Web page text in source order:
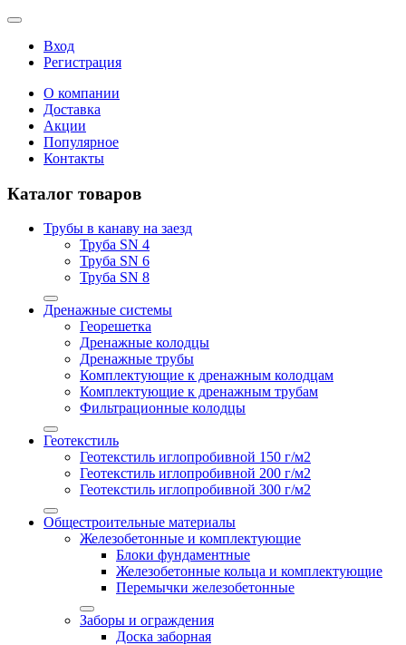
Вход
Регистрация
О компании
Доставка
Акции
Популярное
Контакты
Каталог товаров
Трубы в канаву на заезд
Труба SN 4
Труба SN 6
Труба SN 8
Дренажные системы
Георешетка
Дренажные колодцы
Дренажные трубы
Комплектующие к дренажным колодцам
Комплектующие к дренажным трубам
Фильтрационные колодцы
Геотекстиль
Геотекстиль иглопробивной 150 г/м2
Геотекстиль иглопробивной 200 г/м2
Геотекстиль иглопробивной 300 г/м2
Общестроительные материалы
Железобетонные и комплектующие
Блоки фундаментные
Железобетонные кольца и комплектующие
Перемычки железобетонные
Заборы и ограждения
Доска заборная